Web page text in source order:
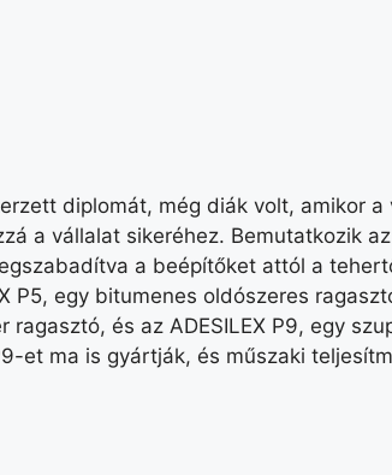
diplomát, még diák volt, amikor
a vállalat sikeréhez. Bemutatkozik
a beépítőket attól a
P5, egy bitumenes oldószeres
ragasztó, és az ADESILEX P9, egy
et ma is gyártják, és műszaki